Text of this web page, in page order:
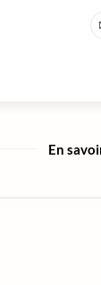
En